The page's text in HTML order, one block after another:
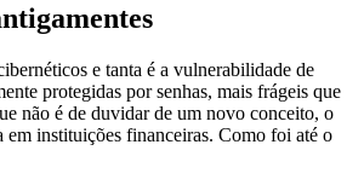
e tanta é a vulnerabilidade de
protegidas por senhas, mais frágeis que
não é de duvidar de um novo conceito, o
em instituições financeiras. Como foi até o